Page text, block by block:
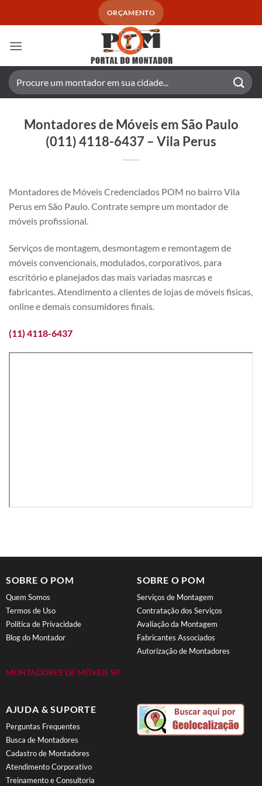
ORÇAMENTO
Pesquisar
por:
Montadores de Móveis em São Paulo
(011) 4118-6437 – Vila Perus
Montadores de Móveis Credenciados POM no bairro Vila
Perus em São Paulo. Contrate sempre um montador de
móveis profissional.
Serviços de montagem, desmontagem e remontagem de
móveis convencionais, modulados, corporativos, para
escritório e planejados das mais variadas masrcas e
fabricantes. Atendimento a clientes de lojas de móveis fisicas,
online e demais consumidores finais.
(11) 4118-6437
SOBRE O POM
Quem Somos
Termos de Uso
Política de Privacidade
Blog do Montador
MONTADORES DE MÓVEIS SP
SOBRE O POM
Serviços de Montagem
Contratação dos Serviços
Avaliação da Montagem
Fabricantes Associados
Autorização de Montadores
AJUDA & SUPORTE
Perguntas Frequentes
Busca de Montadores
Cadastro de Montadores
Atendimento Corporativo
Treinamento e Consultoria